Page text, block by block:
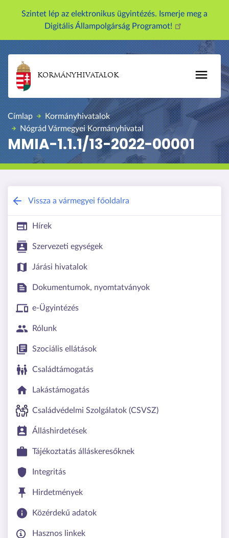
á
a
a
r
t
a
l
o
r
a
Szintet lép az elektronikus ügyintézés. Ismerje meg a
Digitális Állampolgárság Programot!
KORMÁNYHIVATALOK
Címlap
Kormányhivatalok
Nógrád Vármegyei Kormányhivatal
MMIA-1.1.1/13-2022-00001
Nógrád Vármegyei Kormányhivatal
Vissza a vármegyei főoldalra
Hírek
Szervezeti egységek
Járási hivatalok
Dokumentumok, nyomtatványok
e-Ügyintézés
Rólunk
Szociális ellátások
Családtámogatás
Lakástámogatás
Családvédelmi Szolgálatok (CSVSZ)
Álláshirdetések
Tájékoztatás álláskeresőknek
Integritás
Hirdetmények
Közérdekű adatok
Hasznos linkek